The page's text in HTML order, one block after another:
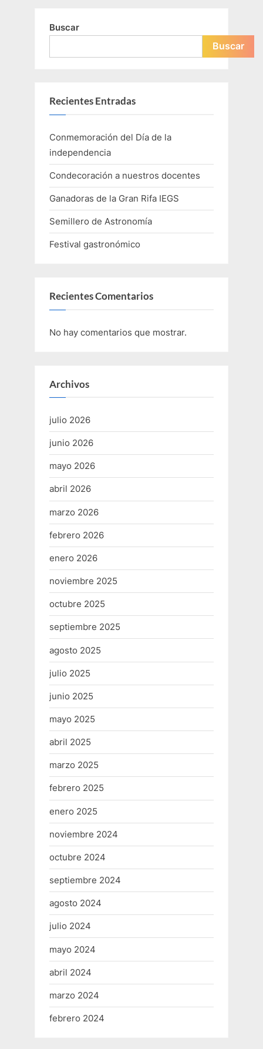
Buscar
Buscar
Recientes Entradas
Conmemoración del Día de la
independencia
Condecoración a nuestros docentes
Ganadoras de la Gran Rifa IEGS
Semillero de Astronomía
Festival gastronómico
Recientes Comentarios
No hay comentarios que mostrar.
Archivos
julio 2026
junio 2026
mayo 2026
abril 2026
marzo 2026
febrero 2026
enero 2026
noviembre 2025
octubre 2025
septiembre 2025
agosto 2025
julio 2025
junio 2025
mayo 2025
abril 2025
marzo 2025
febrero 2025
enero 2025
noviembre 2024
octubre 2024
septiembre 2024
agosto 2024
julio 2024
mayo 2024
abril 2024
marzo 2024
febrero 2024